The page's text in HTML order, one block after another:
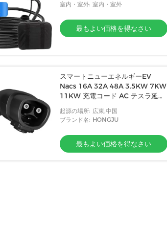
室内・室外: 室内・室外
最もよい価格を得なさい
スマートニューエネルギーEV
Nacs 16A 32A 48A 3.5KW 7KW
11KW 充電コード AC テスラ延長
起源の場所: 広東,中国
ブランド名: HONGJU
最もよい価格を得なさい